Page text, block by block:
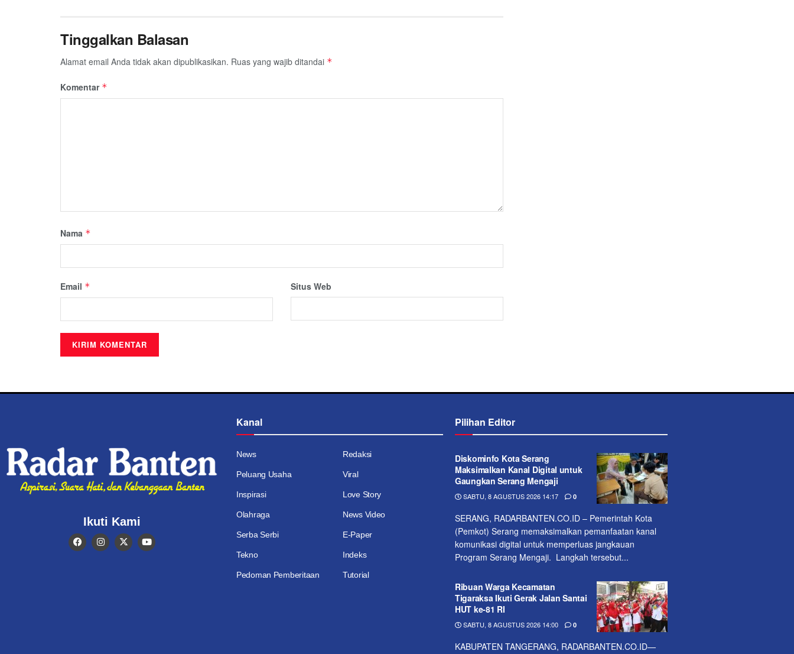
Tinggalkan Balasan
Alamat email Anda tidak akan dipublikasikan. Ruas yang wajib ditandai *
Komentar *
Nama *
Email * Situs Web
Ikuti Kami
Kanal
News Redaksi
Peluang Usaha Viral
Inspirasi Love Story
Olahraga News Video
Serba Serbi E-Paper
Tekno
Pedoman Pemberitaan
Indeks
Tutorial
Pilihan Editor
Diskominfo Kota Serang
Maksimalkan Kanal Digital untuk
Gaungkan Serang Mengaji
SABTU, 8 AGUSTUS 2026 14:17 0
SERANG, RADARBANTEN.CO.ID – Pemerintah Kota
(Pemkot) Serang memaksimalkan pemanfaatan kanal
komunikasi digital untuk memperluas jangkauan
Program Serang Mengaji. Langkah tersebut...
Ribuan Warga Kecamatan
Tigaraksa Ikuti Gerak Jalan Santai
HUT ke-81 RI
SABTU, 8 AGUSTUS 2026 14:00 0
KABUPATEN TANGERANG, RADARBANTEN.CO.ID—